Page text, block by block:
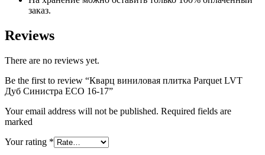
заказ.
Reviews
There are no reviews yet.
Be the first to review “Кварц виниловая плитка Parquet LVT
Дуб Синистра ECO 16-17”
Your email address will not be published. Required fields are
marked
Your rating *